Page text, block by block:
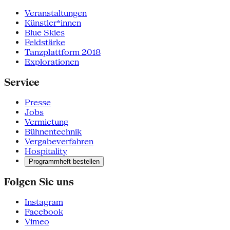
Veranstaltungen
Künstler*innen
Blue Skies
Feldstärke
Tanzplattform 2018
Explorationen
Service
Presse
Jobs
Vermietung
Bühnentechnik
Vergabeverfahren
Hospitality
Programmheft bestellen
Folgen Sie uns
Instagram
Facebook
Vimeo